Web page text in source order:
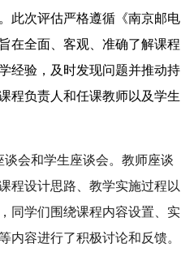
此次评估严格遵循《南京邮电
在全面、客观、准确了解课程
经验，及时发现问题并推动持
程负责人和任课教师以及学生
会和学生座谈会。教师座谈
程设计思路、教学实施过程以
同学们围绕课程内容设置、实
内容进行了积极讨论和反馈。